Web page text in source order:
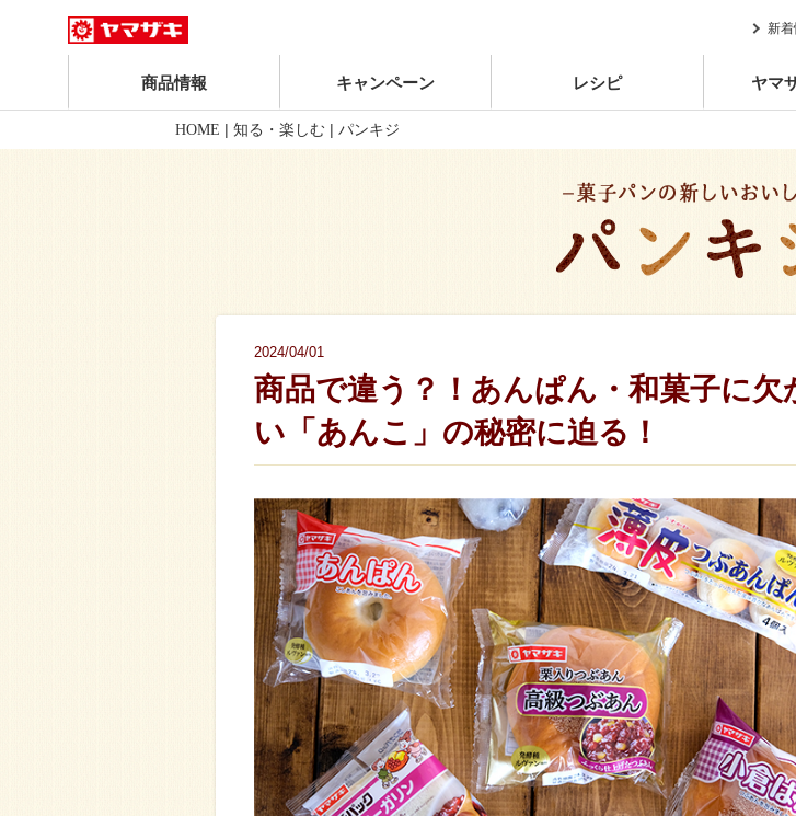
新
商品情報 キャンペーン レシピ ヤマ
HOME | 知る・楽しむ | パンキジ
2024/04/01
商品で違う？！あんぱん・和菓子に欠
い「あんこ」の秘密に迫る！